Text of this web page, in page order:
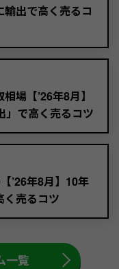
輸出で高く売るコ
場【’26年8月】
」で高く売るコツ
’26年8月】10年
く売るコツ
一覧